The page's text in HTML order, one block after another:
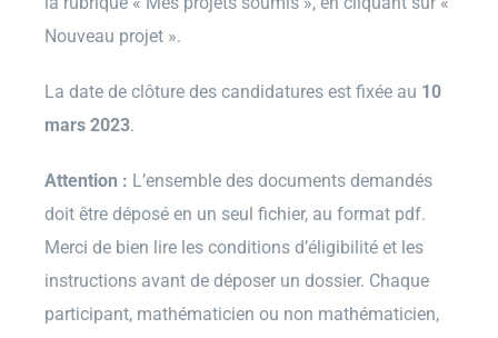
Nouveau projet ».
La date de clôture des candidatures est fixée au 10
mars 2023.
Attention : L’ensemble des documents demandés
doit être déposé en un seul fichier, au format pdf.
Merci de bien lire les conditions d’éligibilité et les
instructions avant de déposer un dossier. Chaque
participant, mathématicien ou non mathématicien,